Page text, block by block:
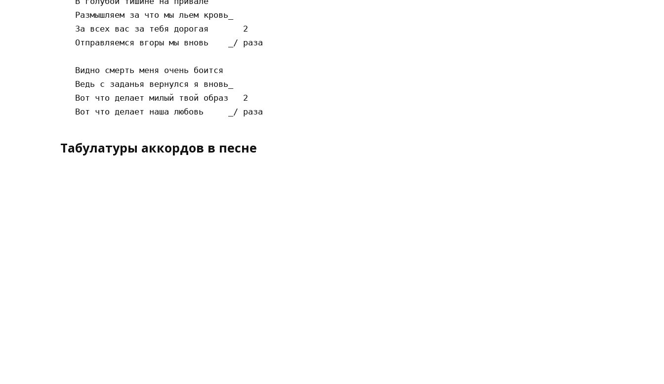
   Размышляем за что мы льем кровь_
   За всех вас за тебя дорогая       2
   Отправляемся вгоры мы вновь    _/ раза
   Видно смерть меня очень боится
   Ведь с заданья вернулся я вновь_
   Вот что делает милый твой образ   2
Табулатуры аккордов в песне